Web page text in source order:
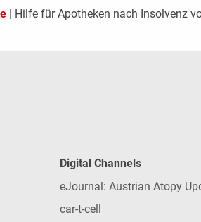
| Hilfe für Apotheken nach Insolvenz
Digital Channels
eJournal: Austrian Atopy
car-t-cell